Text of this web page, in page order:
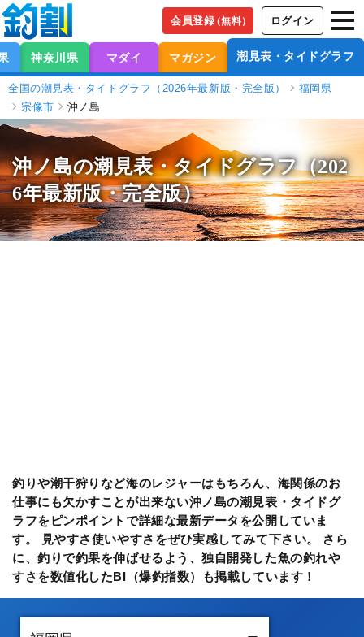
会員登録（無料） ログイン
神奈川県 マダイ マガジン 潮見表・タイドグラフ
全国の潮見表・タイドグラフ（2026年最新版・完全版）
福岡県
宗像市
沖ノ島
沖ノ島の潮見表・タイドグラフ（202
6年最新版・完全版）
釣りや潮干狩りなど海のレジャーはもちろん、海関係のお
仕事にも欠かすことが出来ない沖ノ島の潮見表・タイドグ
ラフをピンポイントで詳細な最新データを公開していま
す。 見やすさ使いやすさをぜひ実感してみて下さい。 さら
に、釣りで釣果を伸ばせるよう、独自開発した魚の釣れや
すさを数値化したBI（爆釣指数）も掲載しています！